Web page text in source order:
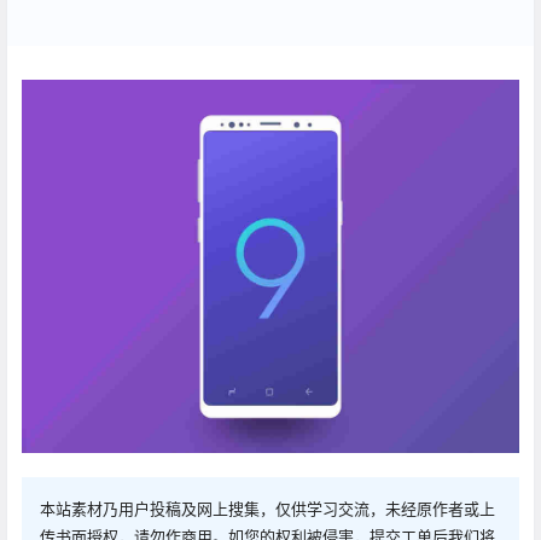
本站素材乃用户投稿及网上搜集，仅供学习交流，未经原作者或上
传书面授权，请勿作商用。如您的权利被侵害，提交工单后我们将